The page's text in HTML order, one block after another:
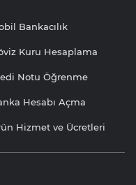
Bankacılık
Kuru Hesaplama
Notu Öğrenme
Hesabı Açma
Hizmet ve Ücretleri